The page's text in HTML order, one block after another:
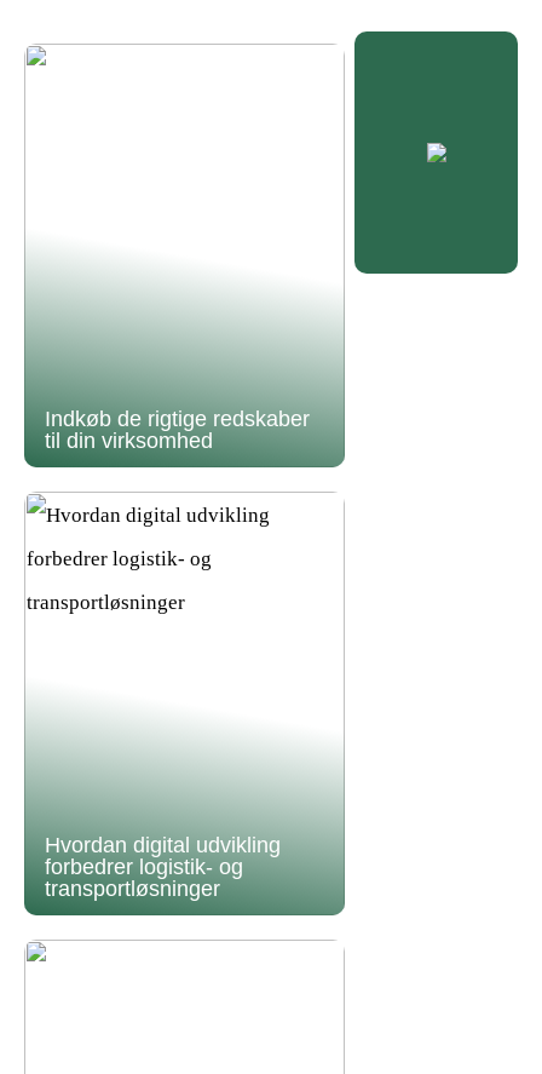
Indkøb de rigtige redskaber
til din virksomhed
Hvordan digital udvikling
forbedrer logistik- og
transportløsninger